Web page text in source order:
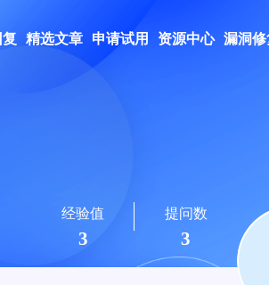
经验值
3
提问数
3
精选文章 申请试用 资源中心 漏洞修